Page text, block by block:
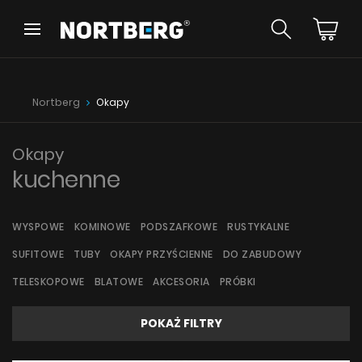
Wróć
Okapy Wyspowe
Okapy Kominowe
Okapy Rustykalne
Okapy Sufitowe
Okapy przyścienne
Okapy Teleskopowe
Okapy Blatowe
Wróć
Nortberg Okapy
Okapy
kuchenne
WYSPOWE KOMINOWE PODSZAFKOWE
RUSTYKALNE
SUFITOWE
TUBY OKAPY PRZYŚCIENNE
DO ZABUDOWY
TELESKOPOWE
BLATOWE AKCESORIA PRÓBKI
POKAŻ FILTRY